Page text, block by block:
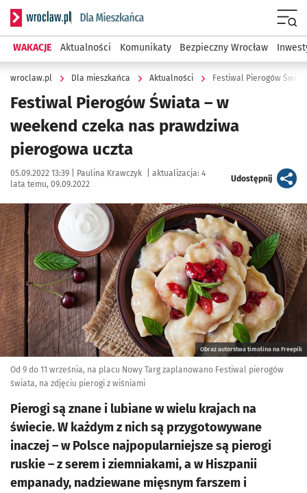
Serwis informacyjny wroclaw.pl podserwis: Dla mieszkańca
WAKACJE Aktualności Komunikaty Bezpieczny Wrocław
wroclaw.pl Dla mieszkańca Aktualności Festiwal Pierogów
Festiwal Pierogów Świata – w
weekend czeka nas prawdziwa
pierogowa uczta
Data publikacji:
05.09.2022 13:39 | Autor:
Paulina Krawczyk aktualizacja: 4
lata temu, 09.09.2022
Udostępnijartykuł
Kliknij, aby powiększyć
Obraz autorstwa timolina na Freepik
Od 9 do 11 września, na placu Nowy Targ zaplanowano Festiwal pierogów
świata, na zdjęciu pierogi z wiśniami
Pierogi są znane i lubiane w wielu krajach na
świecie. W każdym z nich są przygotowywane
inaczej – w Polsce najpopularniejsze są pierogi
ruskie – z serem i ziemniakami, a w Hiszpanii
empanady, nadziewane mięsnym farszem i